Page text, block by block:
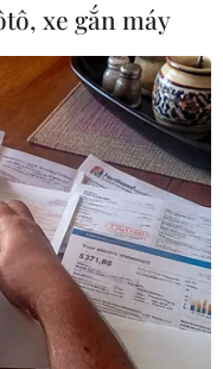
(Vietnam+)
xe gắn máy